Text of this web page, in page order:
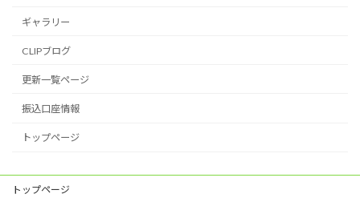
ギャラリー
CLIPブログ
更新一覧ページ
振込口座情報
トップページ
トップページ